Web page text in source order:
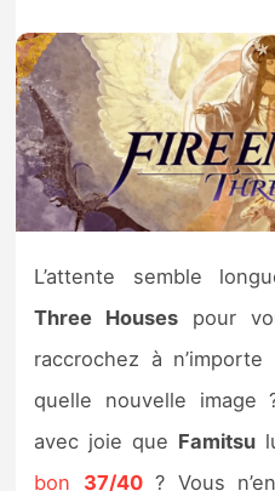
Chiffres de ventes
Rumeurs
Nintendo Direct
Tests et previews
Tests de jeux
Tests
Autres tests
Previews
L’attente semble
Three Houses pour
raccrochez à
quelle nouvelle image
avec joie que Famitsu
bon 37/40? Vous